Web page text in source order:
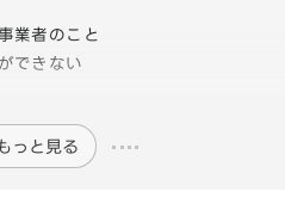
業者のこと
できない
っと見る